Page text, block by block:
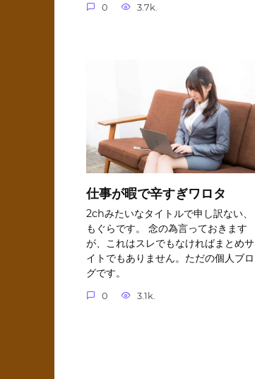
0 3.7k.
仕事が暇で辛すぎワロタ
2chみたいなタイトルで申し訳ない、
もぐらです。 念の為言っておきます
が、これはスレでもなければまとめサ
イトでもありません。ただの個人ブロ
グです。
0 3.1k.